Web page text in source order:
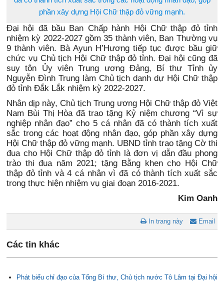
phần xây dựng Hội Chữ thập đỏ vững mạnh.
Đại hội đã bầu Ban Chấp hành Hội Chữ thập đỏ tỉnh
nhiệm kỳ 2022-2027 gồm 35 thành viên, Ban Thường vụ
9 thành viên. Bà Ayun H’Hương tiếp tục được bầu giữ
chức vụ Chủ tịch Hội Chữ thập đỏ tỉnh. Đại hội cũng đã
suy tôn Ủy viên Trung ương Đảng, Bí thư Tỉnh ủy
Nguyễn Đình Trung làm Chủ tịch danh dự Hội Chữ thập
đỏ tỉnh Đắk Lắk nhiệm kỳ 2022-2027.
Nhân dịp này, Chủ tịch Trung ương Hội Chữ thập đỏ Việt
Nam Bùi Thị Hòa đã trao tặng Kỷ niệm chương “Vì sự
nghiệp nhân đạo” cho 5 cá nhân đã có thành tích xuất
sắc trong các hoạt động nhân đạo, góp phần xây dựng
Hội Chữ thập đỏ vững mạnh. UBND tỉnh trao tặng Cờ thi
đua cho Hội Chữ thập đỏ tỉnh là đơn vị dẫn đầu phong
trào thi đua năm 2021; tặng Bằng khen cho Hội Chữ
thập đỏ tỉnh và 4 cá nhân vì đã có thành tích xuất sắc
trong thực hiện nhiệm vụ giai đoạn 2016-2021.
Kim Oanh
In trang này Email
Các tin khác
Phát biểu chỉ đạo của Tổng Bí thư, Chủ tịch nước Tô Lâm tại Đại hội